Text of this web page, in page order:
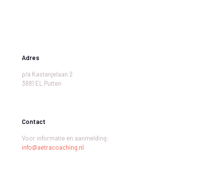
Adres
p/a Kastanjelaan 2
3881 EL Putten
Contact
Voor informatie en aanmelding:
info@aetracoaching.nl